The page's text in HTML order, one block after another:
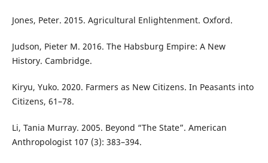
Jones, Peter. 2015. Agricultural Enlightenment. Oxford.
Judson, Pieter M. 2016. The Habsburg Empire: A New
History. Cambridge.
Kiryu, Yuko. 2020. Farmers as New Citizens. In Peasants into
Citizens, 61–78.
Li, Tania Murray. 2005. Beyond “The State”. American
Anthropologist 107 (3): 383–394.